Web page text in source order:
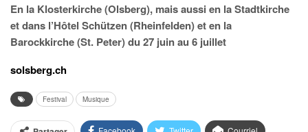
En la Klosterkirche (Olsberg), mais aussi en la Stadtkirche
et dans l’Hôtel Schützen (Rheinfelden) et en la
Barockkirche (St. Peter) du 27 juin au 6 juillet
solsberg.ch
Festival Musique